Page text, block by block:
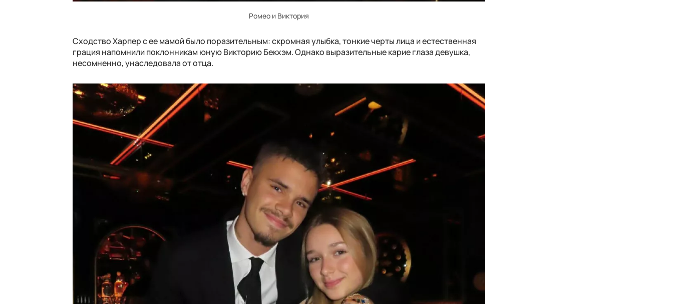
Ромео и Виктория
Сходство Харпер с ее мамой было поразительным: скромная улыбка, тонкие черты лица и естественная
грация напомнили поклонникам юную Викторию Бекхэм. Однако выразительные карие глаза девушка,
несомненно, унаследовала от отца.